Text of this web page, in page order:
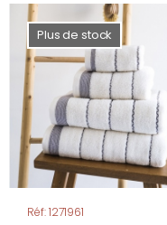
Plus de stock
Réf: 1271961